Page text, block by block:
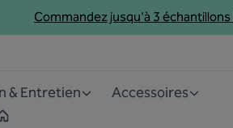
Commandez jusqu'à 3 échantillons
& Entretien
Accessoires